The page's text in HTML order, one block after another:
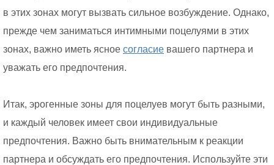
в этих зонах могут вызвать сильное возбуждение. Однако,
прежде чем заниматься интимными поцелуями в этих
зонах, важно иметь ясное согласие вашего партнера и
уважать его предпочтения.
Итак, эрогенные зоны для поцелуев могут быть разными,
и каждый человек имеет свои индивидуальные
предпочтения. Важно быть внимательным к реакции
партнера и обсуждать его предпочтения. Используйте эти